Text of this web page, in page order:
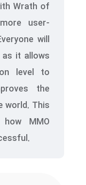
Wrath of
user-
will
it allows
level to
the
world. This
MMO